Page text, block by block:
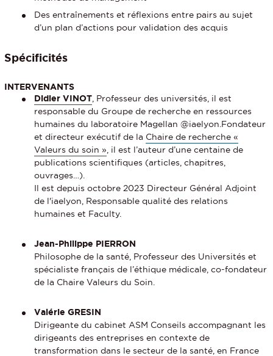
Des entraînements et réflexions entre pairs au sujet
d’un plan d’actions pour validation des acquis
Spécificités
INTERVENANTS
Didier VINOT , Professeur des universités, il est
responsable du Groupe de recherche en ressources
humaines du laboratoire Magellan @iaelyon.Fondateur
et directeur exécutif de la Chaire de recherche «
Valeurs du soin » , il est l’auteur d’une centaine de
publications scientifiques (articles, chapitres,
ouvrages…).
Il est depuis octobre 2023 Directeur Général Adjoint
de l'iaelyon, Responsable qualité des relations
humaines et Faculty.
Jean-Philippe PIERRON
Philosophe de la santé, Professeur des Universités et
spécialiste français de l’éthique médicale, co-fondateur
de la Chaire Valeurs du Soin.
Valérie GRESIN
Dirigeante du cabinet ASM Conseils accompagnant les
dirigeants des entreprises en contexte de
transformation dans le secteur de la santé, en France